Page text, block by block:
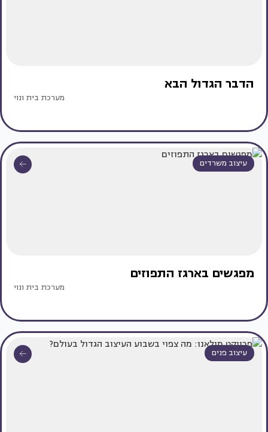
הדבר הגדול הבא
מערכת בית ונוי
עיצוב משרדים
מפגשים בארגז התפוזים
מערכת בית ונוי
עיצוב פנים